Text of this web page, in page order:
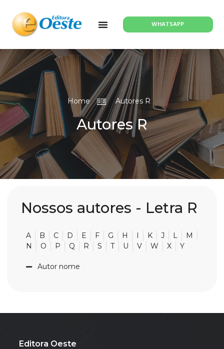
WHATSAPP
Home Autores R
Autores R
Nossos autores - Letra R
A B C D E F G H I K J L
M
N
O P Q R S T U V W X Y
Autor nome
Editora Oeste